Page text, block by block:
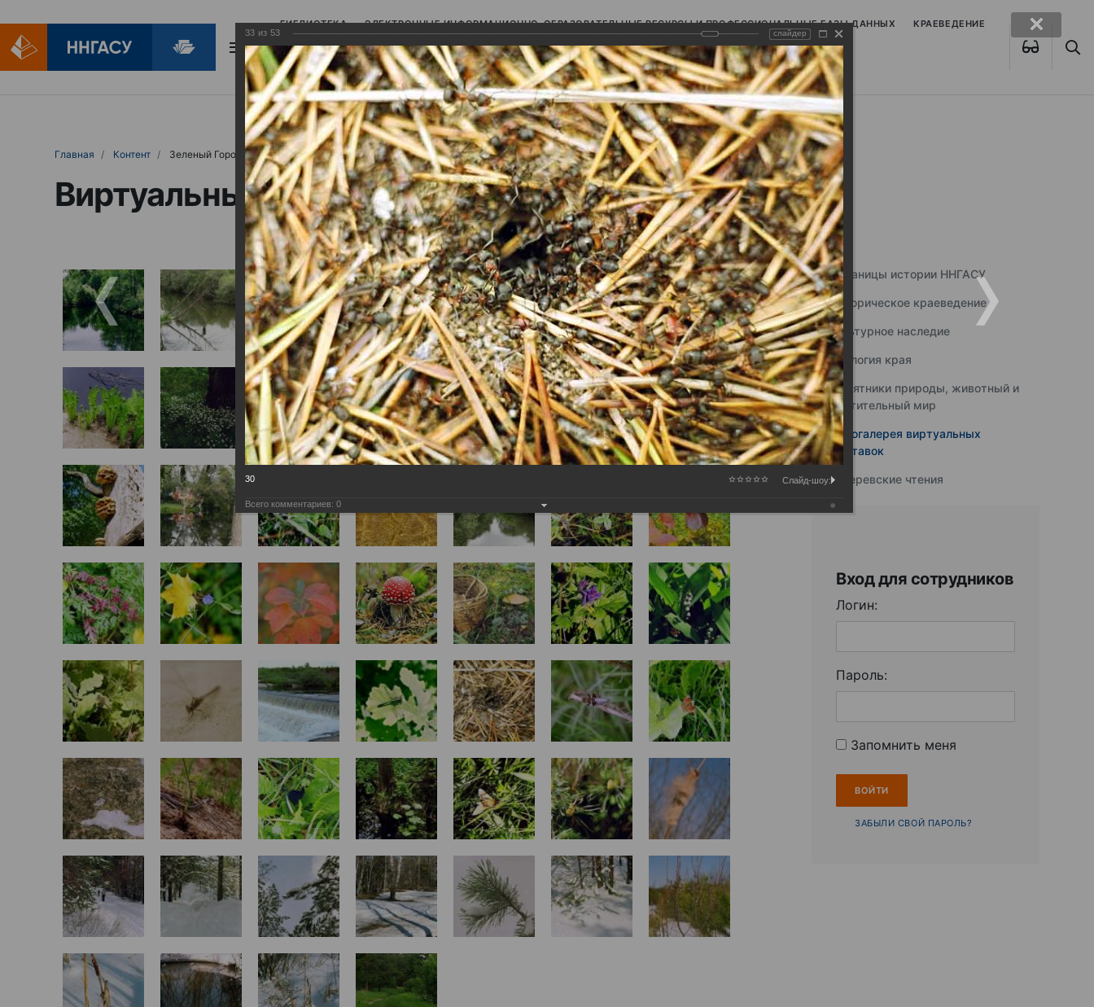
БИБЛИОТЕКА ЭЛЕКТРОННЫЕ ИНФОРМАЦИОННО-ОБРАЗОВАТЕЛЬНЫЕ РЕСУРСЫ И ПРОФЕССИОНАЛЬНЫЕ БАЗЫ ДАННЫХ КРАЕВЕДЕНИЕ
БИБЛИОПОМОЩЬ
Главная Контент Зеленый Город
Виртуальные выставки (фотоальбомы)
Страницы истории ННГАСУ
Историческое краеведение
Культурное наследие
Экология края
Памятники природы, животный и
растительный мир
Фотогалерея виртуальных
выставок
Юферевские чтения
Вход для сотрудников
Логин:
Пароль:
Запомнить меня
ЗАБЫЛИ СВОЙ ПАРОЛЬ?
33 из 53 слайдер
30 Слайд-шоу:
Всего комментариев: 0